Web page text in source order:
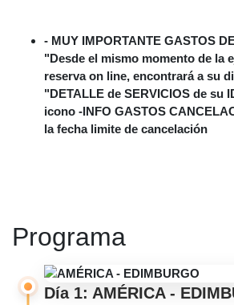
- MUY IMPORTANTE GASTOS
"Desde el mismo momento de la
reserva on line, encontrará a su
"DETALLE de SERVICIOS de su
icono -INFO GASTOS
la fecha limite de cancelación
Programa
Día 1: AMÉRICA -